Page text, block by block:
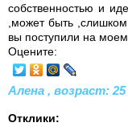
собственностью и
,может быть
вы поступили на
Оцените:
Алена , возраст: 25
Отклики: